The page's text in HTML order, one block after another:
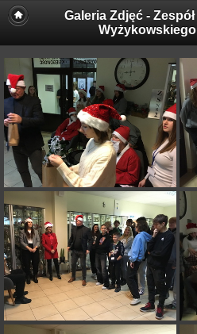
Galeria Zdjęć -